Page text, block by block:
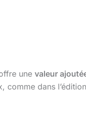
une valeur
comme dans